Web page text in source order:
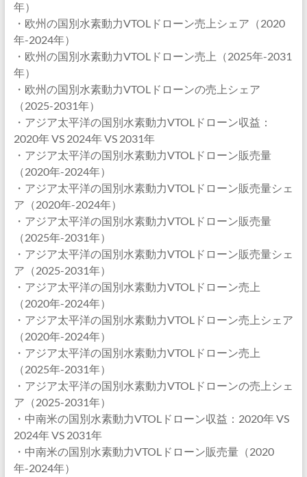
年）
・欧州の国別水素動力VTOLドローン売上シェア（2020
年-2024年）
・欧州の国別水素動力VTOLドローン売上（2025年-2031
年）
・欧州の国別水素動力VTOLドローンの売上シェア
（2025-2031年）
・アジア太平洋の国別水素動力VTOLドローン収益：
2020年 VS 2024年 VS 2031年
・アジア太平洋の国別水素動力VTOLドローン販売量
（2020年-2024年）
・アジア太平洋の国別水素動力VTOLドローン販売量シェ
ア（2020年-2024年）
・アジア太平洋の国別水素動力VTOLドローン販売量
（2025年-2031年）
・アジア太平洋の国別水素動力VTOLドローン販売量シェ
ア（2025-2031年）
・アジア太平洋の国別水素動力VTOLドローン売上
（2020年-2024年）
・アジア太平洋の国別水素動力VTOLドローン売上シェア
（2020年-2024年）
・アジア太平洋の国別水素動力VTOLドローン売上
（2025年-2031年）
・アジア太平洋の国別水素動力VTOLドローンの売上シェ
ア（2025-2031年）
・中南米の国別水素動力VTOLドローン収益：2020年 VS
2024年 VS 2031年
・中南米の国別水素動力VTOLドローン販売量（2020
年-2024年）